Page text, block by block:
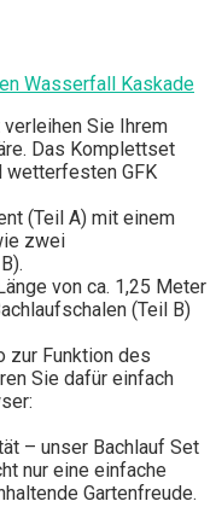
Wasserfall Kaskade
verleihen Sie Ihrem
Das Komplettset
wetterfesten GFK
(Teil A) mit einem
zwei
von ca. 1,25 Meter
(Teil B)
zur Funktion des
Sie dafür einfach
– unser Bachlauf Set
nur eine einfache
Gartenfreude.